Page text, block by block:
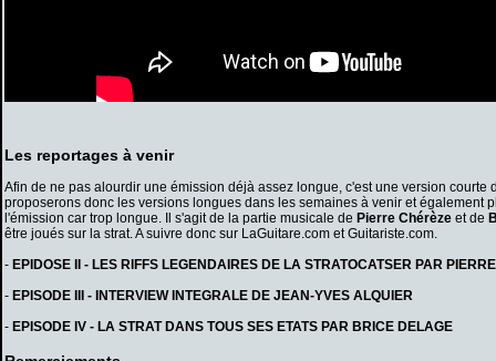
Les reportages à venir
Afin de ne pas alourdir une émission déjà assez longue, c'est une version
proposerons donc les versions longues dans les semaines à venir et également
l'émission car trop longue. Il s'agit de la partie musicale de Pierre Chérèze et de
être joués sur la strat. A suivre donc sur LaGuitare.com et Guitariste.com.
- EPIDOSE II - LES RIFFS LEGENDAIRES DE LA STRATOCATSER PAR
- EPISODE III - INTERVIEW INTEGRALE DE JEAN-YVES ALQUIER
- EPISODE IV - LA STRAT DANS TOUS SES ETATS PAR BRICE DELAGE